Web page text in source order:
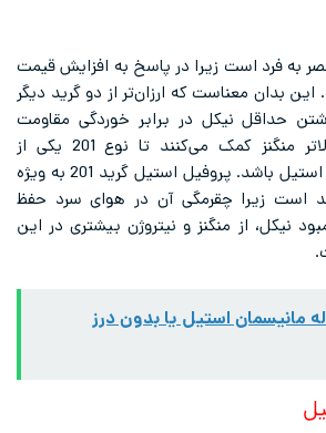
به فرد است زیرا در پاسخ به افزایش قیمت
بدان معناست که ارزان‌تر از دو گرید دیگر
حداقل نیکل در برابر خوردگی مقاومت
بالایی ندارد. میزان بالاتر منگنز کمک می‌کنند تا نوع 201 یکی از
قوی‌ترین انواع پروفیل استیل باشد. پروفیل استیل گرید 201 به ویژه
است زیرا چقرمگی آن در هوای سرد حفظ
نیکل، از منگنز و نیتروژن بیشتری در این
مانیسمان استیل یا بدون درز